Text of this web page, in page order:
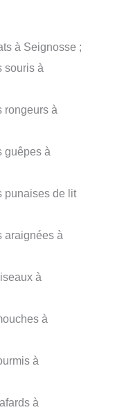
à Seignosse ;
souris à
rongeurs à
guêpes à
punaises de lit
araignées à
à
à
à
à